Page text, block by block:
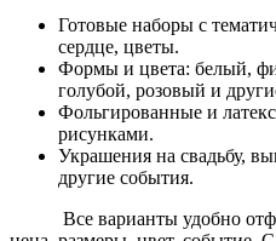
Готовые наборы с
сердце, цветы.
Формы и цвета: белый,
голубой, розовый и
Фольгированные и
рисунками.
Украшения на свадьбу,
другие события.
Все варианты удобно